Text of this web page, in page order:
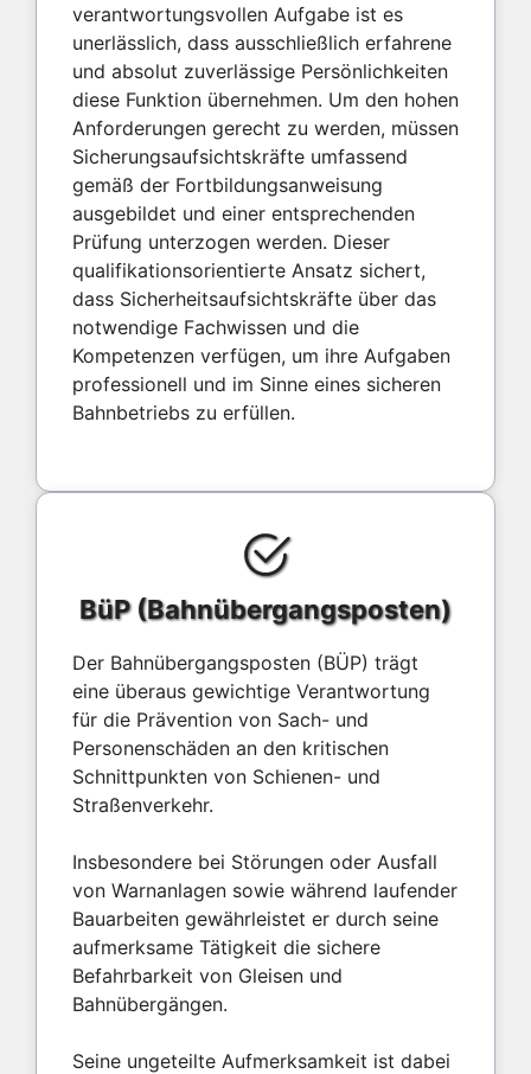
verantwortungsvollen Aufgabe ist es
unerlässlich, dass ausschließlich erfahrene
und absolut zuverlässige Persönlichkeiten
diese Funktion übernehmen. Um den hohen
Anforderungen gerecht zu werden, müssen
Sicherungsaufsichtskräfte umfassend
gemäß der Fortbildungsanweisung
ausgebildet und einer entsprechenden
Prüfung unterzogen werden. Dieser
qualifikationsorientierte Ansatz sichert,
dass Sicherheitsaufsichtskräfte über das
notwendige Fachwissen und die
Kompetenzen verfügen, um ihre Aufgaben
professionell und im Sinne eines sicheren
Bahnbetriebs zu erfüllen.
BüP (Bahnübergangsposten)
Der Bahnübergangsposten (BÜP) trägt
eine überaus gewichtige Verantwortung
für die Prävention von Sach- und
Personenschäden an den kritischen
Schnittpunkten von Schienen- und
Straßenverkehr.
Insbesondere bei Störungen oder Ausfall
von Warnanlagen sowie während laufender
Bauarbeiten gewährleistet er durch seine
aufmerksame Tätigkeit die sichere
Befahrbarkeit von Gleisen und
Bahnübergängen.
Seine ungeteilte Aufmerksamkeit ist dabei